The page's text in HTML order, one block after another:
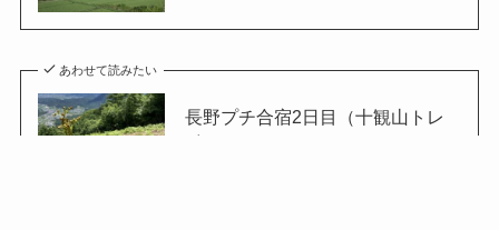
あわせて読みたい
長野プチ合宿2日目（十観山トレ
イル）